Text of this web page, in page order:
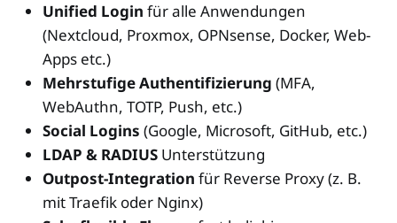
Unified Login für alle Anwendungen
(Nextcloud, Proxmox, OPNsense, Docker, Web-
Apps etc.)
Mehrstufige Authentifizierung (MFA,
WebAuthn, TOTP, Push, etc.)
Social Logins (Google, Microsoft, GitHub, etc.)
LDAP & RADIUS Unterstützung
Outpost-Integration für Reverse Proxy (z. B.
mit Traefik oder Nginx)